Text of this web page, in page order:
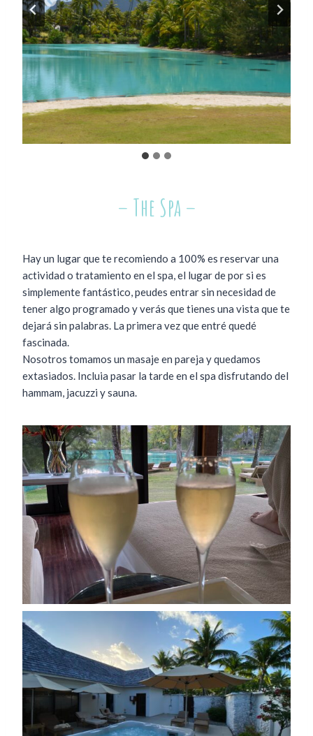
– The Spa –
Hay un lugar que te recomiendo a 100% es reservar una
actividad o tratamiento en el spa, el lugar de por si es
simplemente fantástico, peudes entrar sin necesidad de
tener algo programado y verás que tienes una vista que te
dejará sin palabras. La primera vez que entré quedé
fascinada.
Nosotros tomamos un masaje en pareja y quedamos
extasiados. Incluia pasar la tarde en el spa disfrutando del
hammam, jacuzzi y sauna.